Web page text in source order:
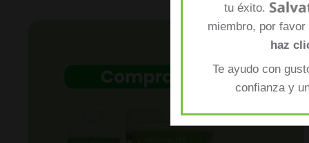
tu éxito.
miembro, por
haz
Te ayudo con
confianza y